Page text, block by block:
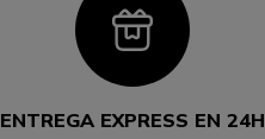
Icon
ENTREGA EXPRESS EN 24H